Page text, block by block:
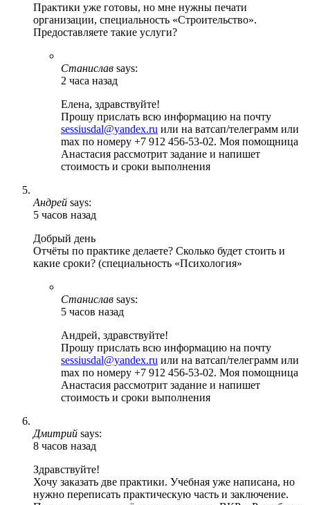
Практики уже готовы, но мне нужны печати
организации, специальность «Строительство».
Предоставляете такие услуги?
Станислав says:
2 часа назад
Елена, здравствуйте!
Прошу прислать всю информацию на почту
sessiusdal@yandex.ru или на ватсап/телеграмм или
max по номеру +7 912 456-53-02. Моя помощница
Анастасия рассмотрит задание и напишет
стоимость и сроки выполнения
Андрей says:
5 часов назад
Добрый день
Отчёты по практике делаете? Сколько будет стоить и
какие сроки? (специальность «Психология»
Станислав says:
5 часов назад
Андрей, здравствуйте!
Прошу прислать всю информацию на почту
sessiusdal@yandex.ru или на ватсап/телеграмм или
max по номеру +7 912 456-53-02. Моя помощница
Анастасия рассмотрит задание и напишет
стоимость и сроки выполнения
Дмитрий says:
8 часов назад
Здравствуйте!
Хочу заказать две практики. Учебная уже написана, но
нужно переписать практическую часть и заключение.